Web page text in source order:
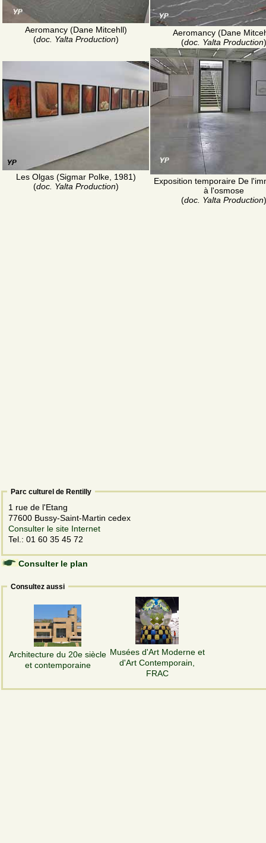
Aeromancy (Dane Mitcehll)
(doc. Yalta Production)
Aeromancy (Dane
(doc. Yalta Production)
Les Olgas (Sigmar Polke, 1981)
(doc. Yalta Production)
Exposition temporaire De
à l'osmose
(doc. Yalta Production)
Parc culturel de Rentilly
1 rue de l'Etang
77600 Bussy-Saint-Martin cedex
Consulter le site Internet
Tel.: 01 60 35 45 72
Consulter le plan
Consultez aussi
Architecture du 20e siècle
et contemporaine
Musées d'Art Moderne et
d'Art Contemporain,
FRAC